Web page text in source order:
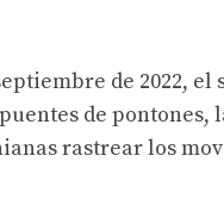
de 2022,
de pontones,
rastrear los